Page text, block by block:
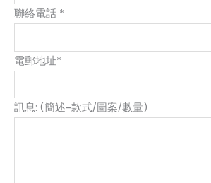
聯絡電話 *
電郵地址*
訊息: (簡述-款式/圖案/數量)